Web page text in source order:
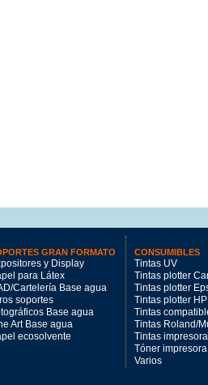
GRAN FORMATO
y Display
para Látex
Cartelería Base agua
soportes
Base agua
Art Base agua
ecosolvente
CONSUMIBLES
Tintas UV
Tintas plotter
Tintas plotter
Tintas plotter HP
Tintas
Tintas Roland/
Tintas impresora
Tóner impresora
Varios